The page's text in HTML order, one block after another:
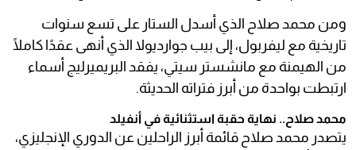
ومن محمد صلاح الذي أسدل الستار على تسع سنوات
تاريخية مع ليفربول، إلى بيب جوارديولا الذي أنهى عقدًا كاملًا
من الهيمنة مع مانشستر سيتي، يفقد البريميرليج أسماء
ارتبطت بواحدة من أبرز فتراته الحديثة.
محمد صلاح.. نهاية حقبة استثنائية في أنفيلد
يتصدر محمد صلاح قائمة أبرز الراحلين عن الدوري الإنجليزي،